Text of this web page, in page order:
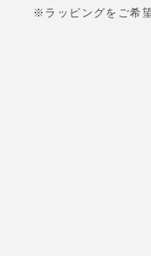
※ラッピングをご希